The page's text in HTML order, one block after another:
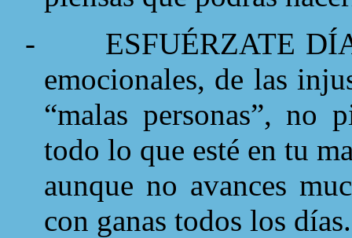
-
ESFUÉRZATE
emocionales, de las
“malas personas”, no
todo lo que esté en tu
aunque no avances
con ganas todos los días.